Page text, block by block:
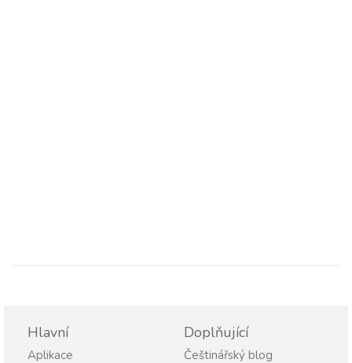
Hlavní
Aplikace
Doplňující
Češtinářský blog